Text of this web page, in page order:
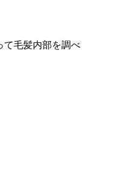
て毛髪内部を調べ